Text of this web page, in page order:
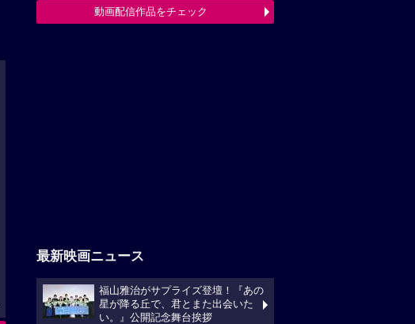
動画配信作品をチェック
最新映画ニュース
福山雅治がサプライズ登壇！『あの
星が降る丘で、君とまた出会いた
い。』公開記念舞台挨拶